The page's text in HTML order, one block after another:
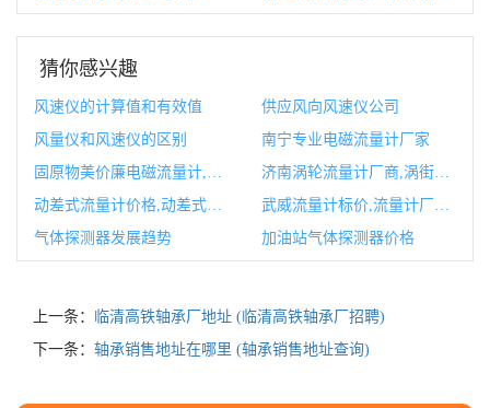
猜你感兴趣
风速仪的计算值和有效值
供应风向风速仪公司
风量仪和风速仪的区别
南宁专业电磁流量计厂家
济南涡轮流量计厂商,涡街流量计厂家排行榜
气体探测器发展趋势
加油站气体探测器价格
上一条：
临清高铁轴承厂地址 (临清高铁轴承厂招聘)
下一条： 轴承销售地址在哪里 (轴承销售地址查询)